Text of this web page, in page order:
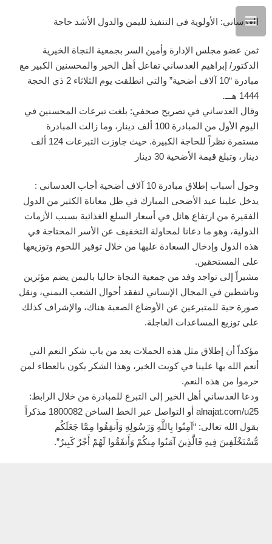
العدساني: الأولوية في التنفيذ لليمن والدول الأشد حاجة
ثمن عضو مجلس الإدارة وأمين السر بجمعية النجاة الخيرية
الدكتور/ إبراهيم العدساني تفاعل أهل الخير والمحسنين الكبير مع
مبادرة “10 آلاف أضحية” والتي انطلقت يوم الثلاثاء 2 ذي الحجة
1444 هـــ.
وقال العدساني في تصريح صحفي: بلغت تبرعات المحسنين في
اليوم الأول من المبادرة 100 ألف دينار، وما زالت المبادرة
مستمرة نظراً للحاجة الكبيرة. حيث جاوزت التبرعات 124 ألف
دينار، وتبلغ قيمة الأضحية 30 دينار
وحول أسباب إطلاق مبادرة 10 آلاف أضحية أجاب العدساني :
يدخل علينا عيد الأضحى المبارك في ظل معاناة الكثير من الدول
الفقيرة من ارتفاع هائل في أسعار السلع الغذائية بسبب الأزمات
الدولية، وهو ما دعانا لمحاولة التخفيف عن الأسر المحتاجة في
هذه الدول وإدخال السعادة عليها من خلال توفير اللحوم وتوزيعها
على المستحقين.
مشيراً إلى تواجد وفد من جمعية النجاة حاليا باليمن يضم مؤثرين
وناشطين في المجال الإنساني لتفقد أحوال الشعب اليمني، ونقل
صورة حية للمتبرعين عن الأوضاع الصعبة هناك، والإشراف كذلك
على توزيع المساعدات العاجلة.
مؤكداً أن إطلاق مثل هذه الحملات يعد من باب شكر النعم التي
أنعم الله بها علينا في كويت الخير، وهذا الشكر يكون بالعطاء لمن
حرموا من هذه النعم.
ودعا العدساني أهل الخير إلى التبرع للمبادرة من خلال الرابط:
alnajat.com/u25 أو التواصل عبر الخط الساخن 1800082 مذكراً
بقول الله تعالى: “آمِنُوا بِاللَّهِ وَرَسُولِهِ وَأَنفِقُوا مِمَّا جَعَلَكُم
مُّسْتَخْلَفِينَ فِيهِ فَالَّذِينَ آمَنُوا مِنكُمْ وَأَنفَقُوا لَهُمْ أَجْرٌ كَبِيرٌ”.